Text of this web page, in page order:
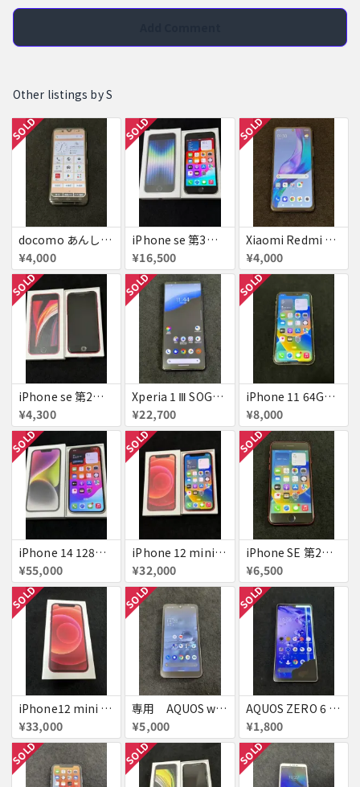
Other listings by S
SOLD
docomo あんしんスマホ KY-51B ピンクゴールド simフリー 極美品 判定△
¥4,000
SOLD
iPhone se 第3世代 64GB Starlight simフリー 判定△
¥16,500
SOLD
Xiaomi Redmi Note 10 JE 極美品 判定×
¥4,000
SOLD
iPhone se 第2世代 64GB Red ジャンク
¥4,300
SOLD
Xperia 1 Ⅲ SOG03 フロストブラック simフリー 美品 訳あり
¥22,700
SOLD
iPhone 11 64GB White simフリー ジャンク
¥8,000
SOLD
iPhone 14 128GB Starlight simフリー 美品 ジャンク
¥55,000
SOLD
iPhone 12 mini 256GB Red
¥32,000
SOLD
iPhone SE 第2世代 64GB Red ジャンク
¥6,500
SOLD
iPhone12 mini 128GB Red 新品未使用品 ジャンク
¥33,000
SOLD
専用 AQUOS wish 2 チャコール SHG08 simフリー 美品
¥5,000
SOLD
AQUOS ZERO 6 A102SH ホワイト simフリー ジャンク
¥1,800
SOLD SOLD SOLD